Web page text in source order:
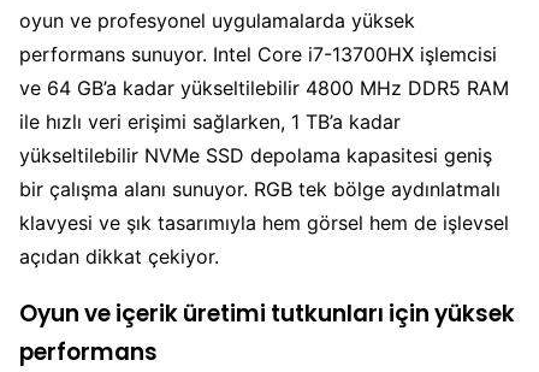
oyun ve profesyonel uygulamalarda yüksek
performans sunuyor. Intel Core i7-13700HX işlemcisi
ve 64 GB’a kadar yükseltilebilir 4800 MHz DDR5 RAM
ile hızlı veri erişimi sağlarken, 1 TB’a kadar
yükseltilebilir NVMe SSD depolama kapasitesi geniş
bir çalışma alanı sunuyor. RGB tek bölge aydınlatmalı
klavyesi ve şık tasarımıyla hem görsel hem de işlevsel
açıdan dikkat çekiyor.
Oyun ve içerik üretimi tutkunları için yüksek
performans